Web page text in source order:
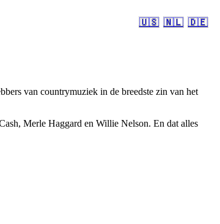
🇺🇸 🇳🇱 🇩🇪
van countrymuziek in de breedste zin van het
Merle Haggard en Willie Nelson. En dat alles